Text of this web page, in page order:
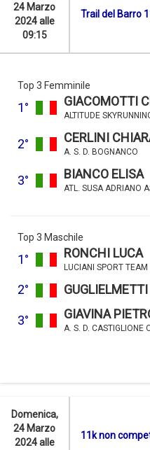
24 Marzo
2024 alle
09:15
Trail del Barro
Top 3 Femminile
1° GIACOMOTTI
ALTITUDE
2° CERLINI
A. S. D. BOGNANCO
3° BIANCO ELISA
ATL. SUSA ADRIANO
Top 3 Maschile
1° RONCHI LUCA
LUCIANI SPORT TEAM
2°
3° GIAVINA
A. S. D. CASTIGLIONE
Domenica,
24 Marzo
2024 alle
11k non